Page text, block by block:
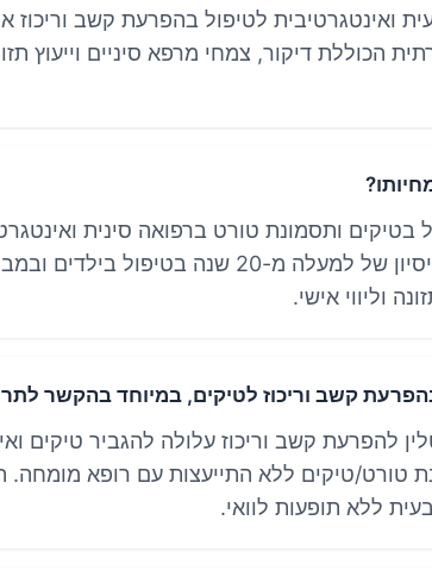
ואינטגרטיבית לטיפול בהפרעת קשב וריכוז
הכוללת דיקור, צמחי מרפא סיניים וייעוץ
בטיקים ותסמונת טורט ברפואה סינית
ומייסד מרכז טיקלס. יש לו ניסיון של למעלה מ-20 שנה
וליווי אישי.
קשב וריכוז לטיקים, במיוחד בהקשר
להפרעת קשב וריכוז עלולה להגביר טיקים
טורט/טיקים ללא התייעצות עם רופא מומחה.
ללא תופעות לוואי.